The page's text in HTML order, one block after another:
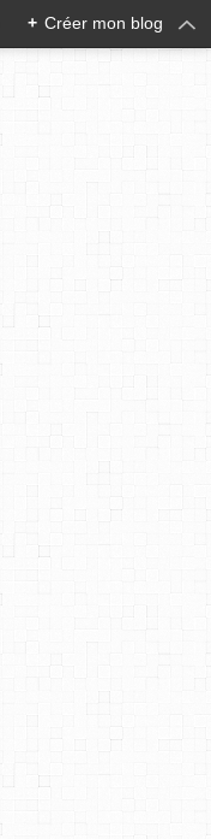
+ Créer mon blog